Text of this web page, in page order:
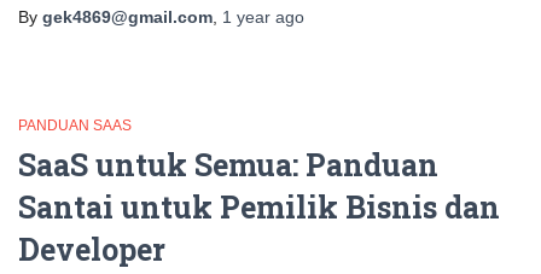
By gek4869@gmail.com 1 year ago
PANDUAN SAAS
SaaS untuk Semua: Panduan
Santai untuk Pemilik Bisnis dan
Developer